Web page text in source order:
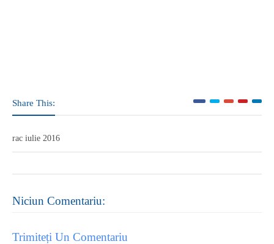
Share This:
rac iulie 2016
Niciun Comentariu:
Trimiteți Un Comentariu